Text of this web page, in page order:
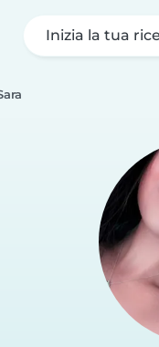
Inizia la tua